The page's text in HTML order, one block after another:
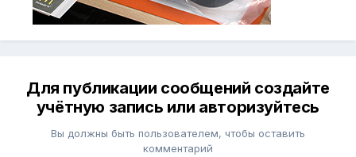
Для публикации сообщений создайте
учётную запись или авторизуйтесь
Вы должны быть пользователем, чтобы оставить
комментарий